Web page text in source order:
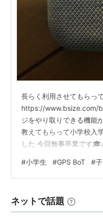
長らく利用させてもらっ
https://www.bsize.com/
ジをやり取りできる機能
教えてもらって小学校入
した 今回無事卒業です
を頻繁にしないといけな
は、学校行事の時にもリ
れることも多かったので
製のタグを入れることに
#小学生 #GPS BoT #
ネットで話題